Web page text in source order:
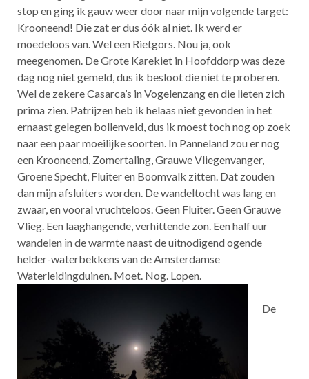
stop en ging ik gauw weer door naar mijn volgende target:
Krooneend! Die zat er dus óók al niet. Ik werd er
moedeloos van. Wel een Rietgors. Nou ja, ook
meegenomen. De Grote Karekiet in Hoofddorp was deze
dag nog niet gemeld, dus ik besloot die niet te proberen.
Wel de zekere Casarca’s in Vogelenzang en die lieten zich
prima zien. Patrijzen heb ik helaas niet gevonden in het
ernaast gelegen bollenveld, dus ik moest toch nog op zoek
naar een paar moeilijke soorten. In Panneland zou er nog
een Krooneend, Zomertaling, Grauwe Vliegenvanger,
Groene Specht, Fluiter en Boomvalk zitten. Dat zouden
dan mijn afsluiters worden. De wandeltocht was lang en
zwaar, en vooral vruchteloos. Geen Fluiter. Geen Grauwe
Vlieg. Een laaghangende, verhittende zon. Een half uur
wandelen in de warmte naast de uitnodigend ogende
helder-waterbekkens van de Amsterdamse
Waterleidingduinen. Moet. Nog. Lopen.
De